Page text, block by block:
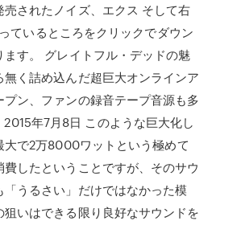
売されたノイズ、エクス そして右
ているところをクリックでダウン
ます。 グレイトフル・デッドの魅
無く詰め込んだ超巨大オンラインア
プン、ファンの録音テープ音源も多
年7月8日 このような巨大化し
大で2万8000ワットという極めて
したということですが、そのサウ
「うるさい」だけではなかった模
いはできる限り良好なサウンドを